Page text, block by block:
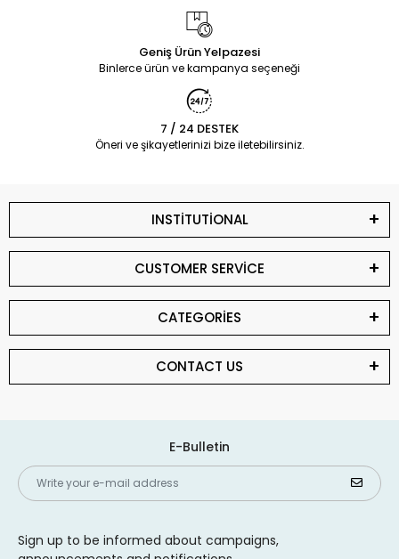
Geniş Ürün Yelpazesi
Binlerce ürün ve kampanya seçeneği
7 / 24 DESTEK
Öneri ve şikayetlerinizi bize iletebilirsiniz.
INSTİTUTİONAL
CUSTOMER SERVİCE
CATEGORİES
CONTACT US
E-Bulletin
Sign up to be informed about campaigns,